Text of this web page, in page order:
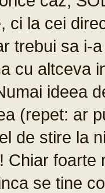
ci la cei
trebui sa i-
cu altceva
ideea
(repet: ar
de stire la
Chiar foarte
se tine